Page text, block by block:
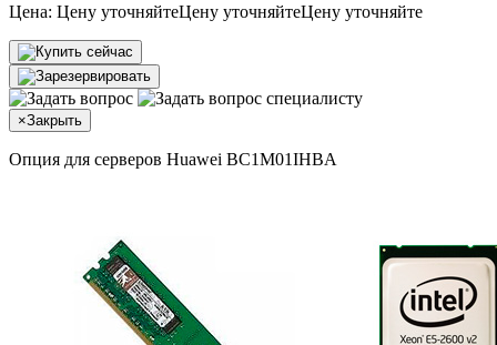
Цена: Цену уточняйтеЦену уточняйтеЦену уточняйте
×Закрыть
Опция для серверов Huawei BC1M01IHBA